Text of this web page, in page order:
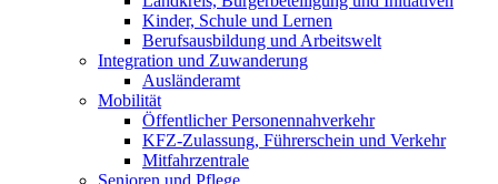
Kinder, Schule und Lernen
Berufsausbildung und Arbeitswelt
Integration und Zuwanderung
Ausländeramt
Mobilität
Öffentlicher Personennahverkehr
KFZ-Zulassung, Führerschein und Verkehr
Mitfahrzentrale
Senioren und Pflege